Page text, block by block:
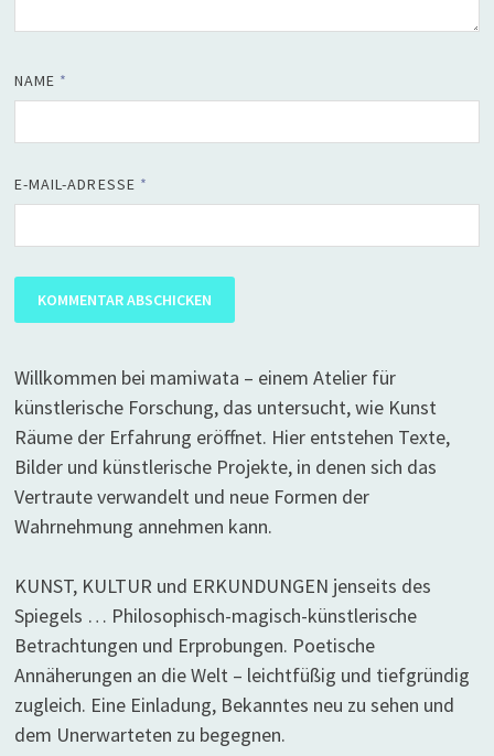
NAME *
E-MAIL-ADRESSE *
Willkommen bei mamiwata – einem Atelier für
künstlerische Forschung, das untersucht, wie Kunst
Räume der Erfahrung eröffnet. Hier entstehen Texte,
Bilder und künstlerische Projekte, in denen sich das
Vertraute verwandelt und neue Formen der
Wahrnehmung annehmen kann.
KUNST, KULTUR und ERKUNDUNGEN jenseits des
Spiegels … Philosophisch-magisch-künstlerische
Betrachtungen und Erprobungen. Poetische
Annäherungen an die Welt – leichtfüßig und tiefgründig
zugleich. Eine Einladung, Bekanntes neu zu sehen und
dem Unerwarteten zu begegnen.